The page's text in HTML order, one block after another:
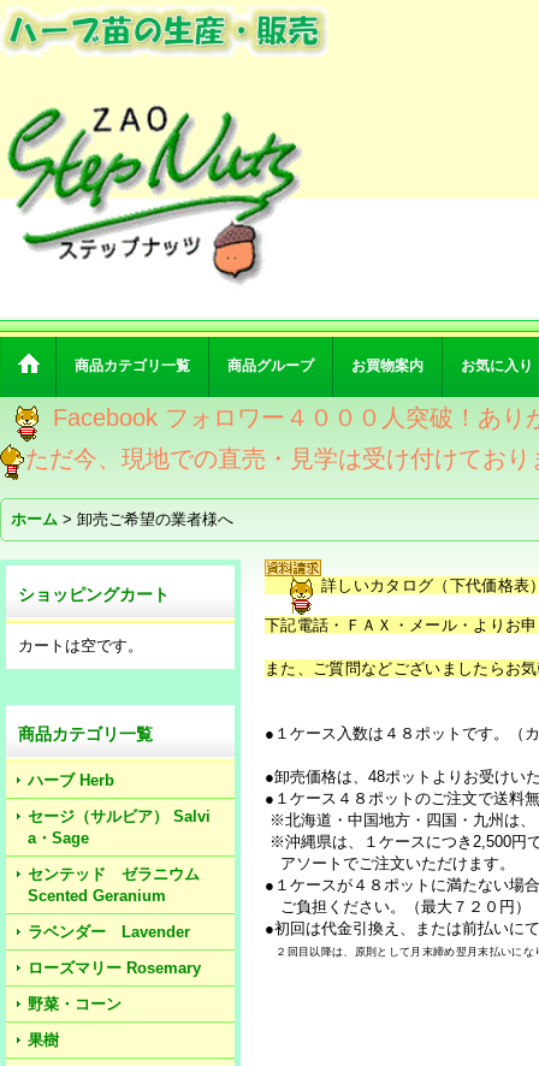
商品カテゴリ一覧 商品グループ お買物案内 お気に入り
Facebook フォロワー４０００人突破！あり
ただ今、現地での直売・見学は受け付けており
ホーム > 卸売ご希望の業者様へ
ショッピングカート
カートは空です。
商品カテゴリ一覧
ハーブ Herb
セージ（サルビア） Salvi
a・Sage
センテッド ゼラニウム
Scented Geranium
ラベンダー Lavender
ローズマリー Rosemary
野菜・コーン
果樹
詳しいカタログ（下代価格表
下記電話・ＦＡＸ・メール・よりお
また、ご質問などございましたらお
●１ケース入数は４８ポットです。（
●卸売価格は、48ポットよりお受けい
●１ケース４８ポットのご注文で送料
※北海道・中国地方・四国・九州は
※沖縄県は、１ケースにつき2,500円
アソートでご注文いただけます。
●１ケースが４８ポットに満たない場
ご負担ください。（最大７２０円）
●初回は代金引換え、または前払いに
２回目以降は、原則として月末締め翌月末払いにな